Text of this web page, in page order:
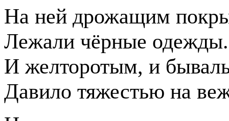
На ней дрожащим
Лежали чёрные одежды.
И желторотым, и
Давило тяжестью на